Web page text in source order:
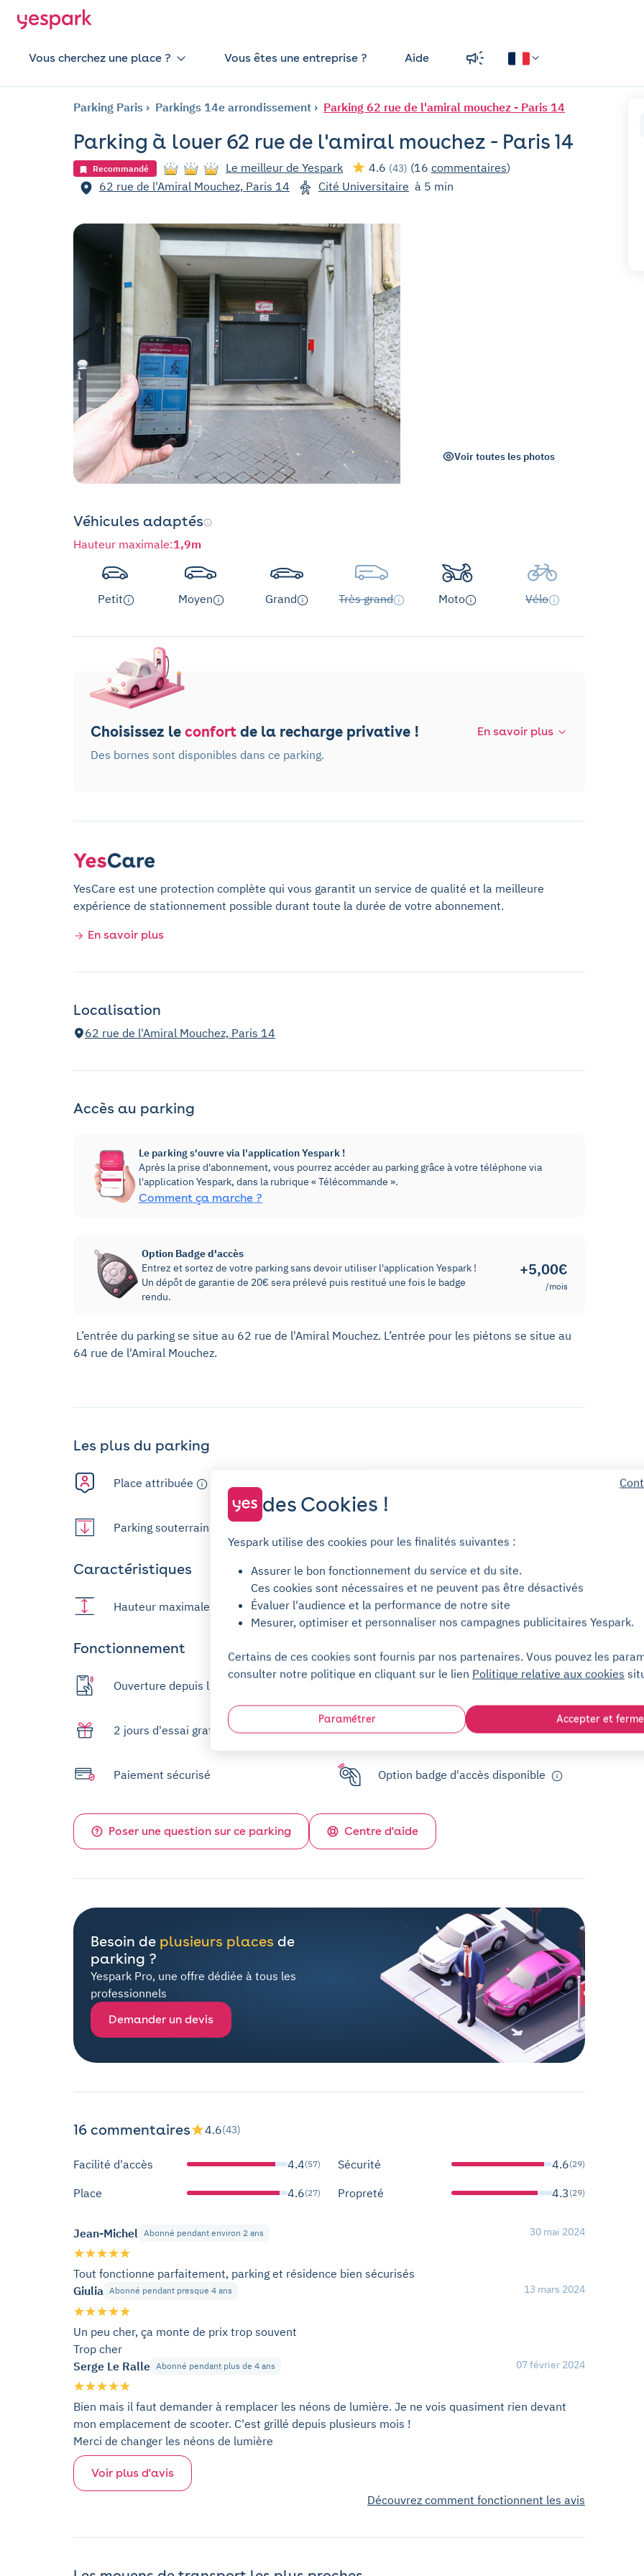
Vous cherchez une place ? Vous êtes une entreprise ? Aide
Parking Paris Parkings 14e arrondissement Parking 62 rue de l'amiral mouchez - Paris 14
Parking à louer 62 rue de l'amiral mouchez - Paris 14
Recommandé Le meilleur de Yespark 4.6 (43) (16 commentaires)
62 rue de l'Amiral Mouchez, Paris 14
Cité Universitaire à 5 min
Voir toutes les photos
Véhicules adaptés
Hauteur maximale:1,9m
Petit Moyen Grand Très grand Moto Vélo
Choisissez le confort de la recharge privative !
Des bornes sont disponibles dans ce parking.
En savoir plus
YesCare est une protection complète qui vous garantit un service de qualité et la meilleure
expérience de stationnement possible durant toute la durée de votre abonnement.
En savoir plus
Localisation
62 rue de l'Amiral Mouchez, Paris 14
Accès au parking
Le parking s'ouvre via l'application Yespark !
Après la prise d'abonnement, vous pourrez accéder au parking grâce à votre téléphone via
l'application Yespark, dans la rubrique « Télécommande ».
Comment ça marche ?
Option Badge d'accès
Entrez et sortez de votre parking sans devoir utiliser l'application Yespark !
Un dépôt de garantie de 20€ sera prélevé puis restitué une fois le badge
rendu.
+5,00€
/mois
L’entrée du parking se situe au 62 rue de l'Amiral Mouchez. L’entrée pour les piétons se situe au
64 rue de l'Amiral Mouchez.
Les plus du parking
Place attribuée
Parking souterrain
Caractéristiques
Hauteur maximale : 1,9m
Fonctionnement
Ouverture depuis l'app Service client (7j/7)
2 jours d'essai gratuit Sans engagement
Paiement sécurisé Option badge d'accès disponible
Poser une question sur ce parking Centre d'aide
Besoin de plusieurs places de
parking ?
Yespark Pro, une offre dédiée à tous les
professionnels
Demander un devis
16 commentaires 4.6(43)
Facilité d'accès 4.4(57) Sécurité 4.6(29)
Place 4.6(27) Propreté 4.3 (29)
Jean-Michel Abonné pendant environ 2 ans 30 mai 2024
Tout fonctionne parfaitement, parking et résidence bien sécurisés
Giulia Abonné pendant presque 4 ans 13 mars 2024
Un peu cher, ça monte de prix trop souvent
Trop cher
Serge Le Ralle Abonné pendant plus de 4 ans 07 février 2024
Bien mais il faut demander à remplacer les néons de lumière. Je ne vois quasiment rien devant
mon emplacement de scooter. C'est grillé depuis plusieurs mois !
Merci de changer les néons de lumière
Voir plus d'avis
Découvrez comment fonctionnent les avis
des Cookies !
Yespark utilise des cookies pour les finalités suivantes :
Assurer le bon fonctionnement du service et du site.
Ces cookies sont nécessaires et ne peuvent pas être désactivés
Évaluer l'audience et la performance de notre site
Mesurer, optimiser et personnaliser nos campagnes publicitaires Yespark.
Certains de ces cookies sont fournis par nos partenaires. Vous pouvez les
consulter notre politique en cliquant sur le lien Politique relative aux cookies
Paramétrer Accepter et